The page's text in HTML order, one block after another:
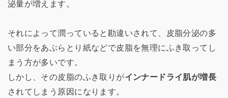
泌量が増えます。
それによって潤っていると勘違いされて、皮脂分泌の多
い部分をあぶらとり紙などで皮脂を無理にふき取ってし
まう方が多いです。
しかし、その皮脂のふき取りがインナードライ肌が増長
されてしまう原因になります。